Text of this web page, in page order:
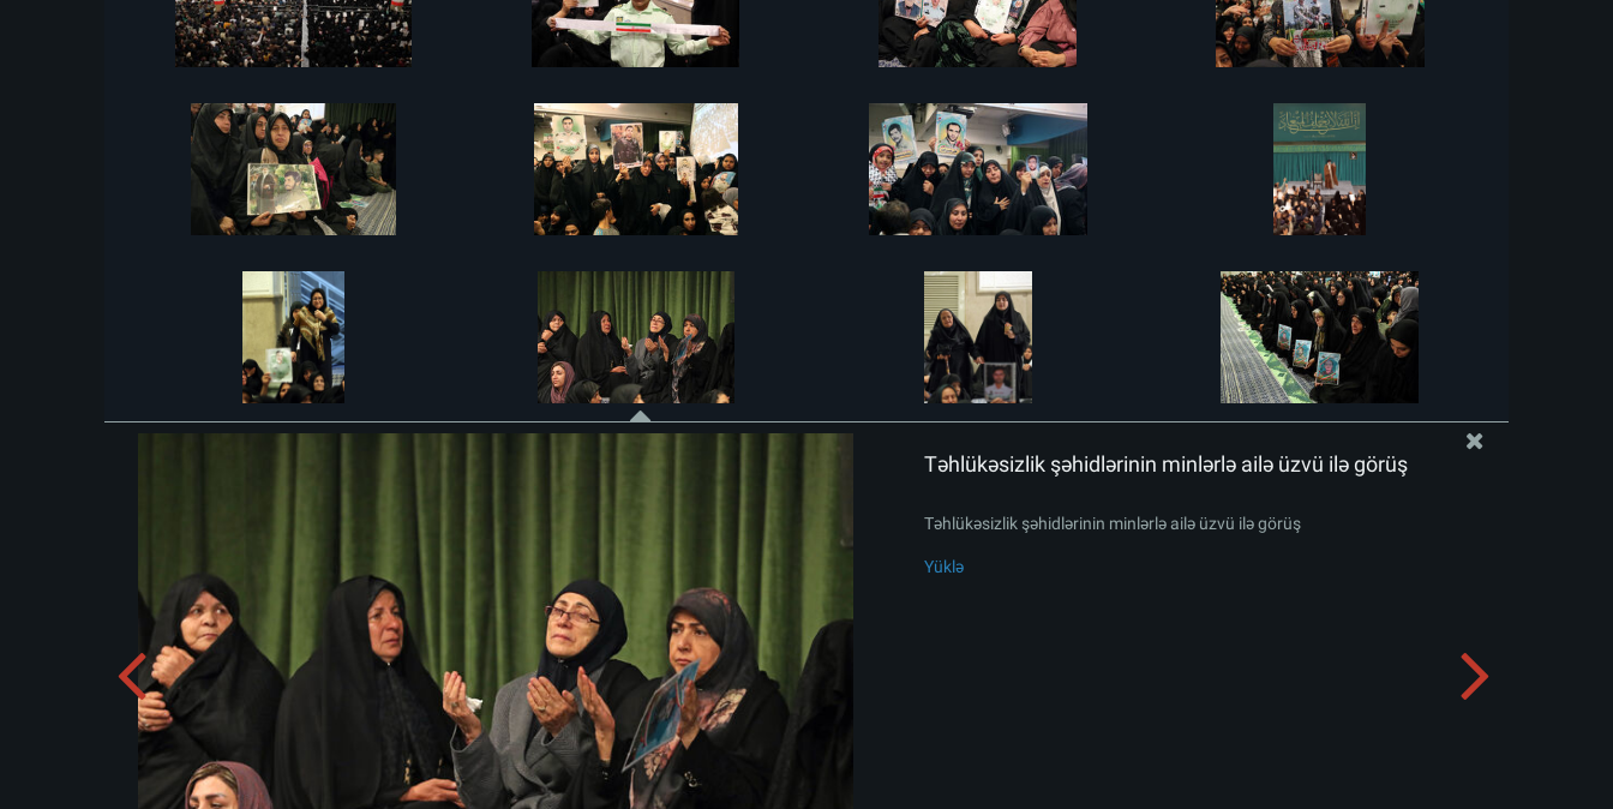
Təhlükəsizlik şəhidlərinin minlərlə ailə üzvü ilə görüş
Təhlükəsizlik şəhidlərinin minlərlə ailə üzvü ilə görüş
Yüklə